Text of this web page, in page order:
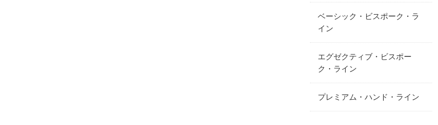
ベーシック・ビスポーク・ラ
イン
エグゼクティブ・ビスポー
ク・ライン
プレミアム・ハンド・ライン